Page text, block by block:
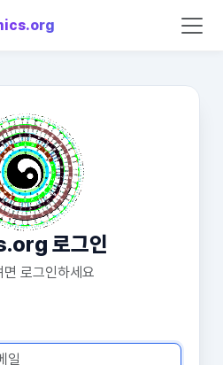
로그인
면 로그인하세요